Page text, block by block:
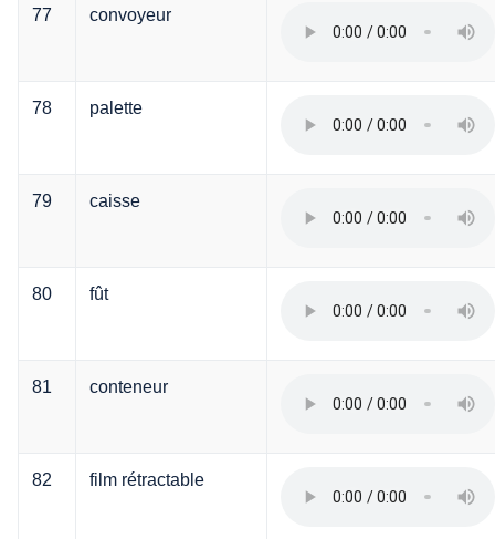
77 convoyeur
78 palette
79 caisse
80 fût
81 conteneur
82 film rétractable